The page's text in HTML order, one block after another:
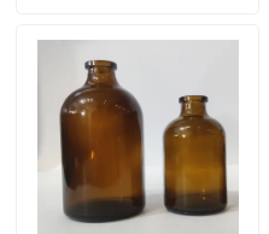
Visita alla fabbrica
Controllo della qualità
Contattaci